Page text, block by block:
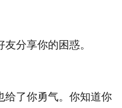
分享你的困惑。
了你勇气。你知道你